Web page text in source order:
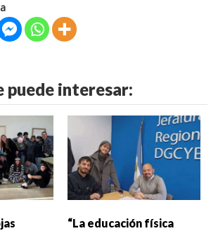
puede interesar:
“La educación física